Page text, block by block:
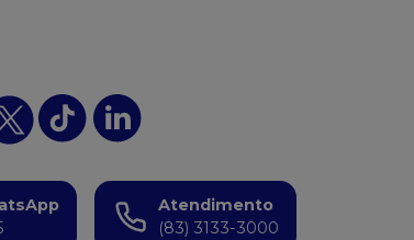
Atendimento
(83) 3133-3000